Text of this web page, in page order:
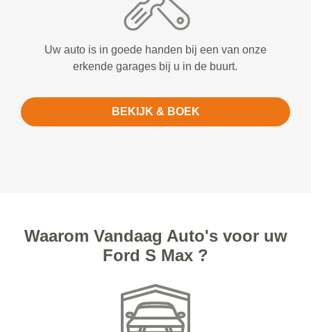
Uw auto is in goede handen bij een van onze
erkende garages bij u in de buurt.
BEKIJK & BOEK
Waarom Vandaag Auto's voor uw
Ford S Max ?